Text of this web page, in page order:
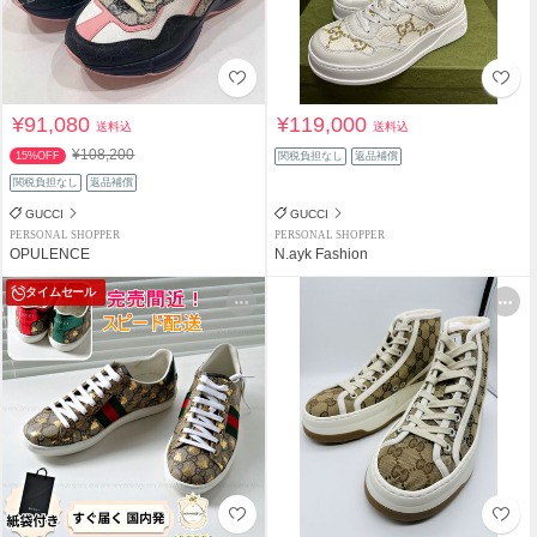
¥91,080送料込
15%OFF ¥108,200
関税負担なし 返品補償
GUCCI
PERSONAL SHOPPER
OPULENCE
¥119,000送料込
関税負担なし 返品補償
GUCCI
PERSONAL SHOPPER
N.ayk Fashion
タイムセール